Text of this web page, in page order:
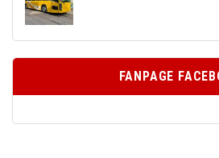
FANPAGE